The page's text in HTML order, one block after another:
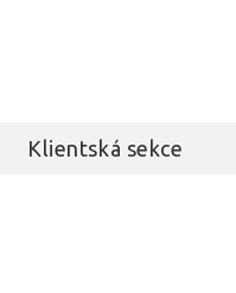
Klientská sekce